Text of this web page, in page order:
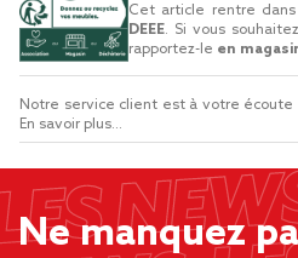
Cet article rentre
DEEE. Si vous
rapportez-le en
Notre service client est à votre écoute
En savoir plus...
Ne manquez